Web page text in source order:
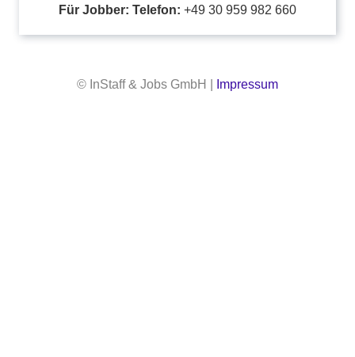
Für Jobber: Telefon: +49 30 959 982 660
© InStaff & Jobs GmbH | Impressum